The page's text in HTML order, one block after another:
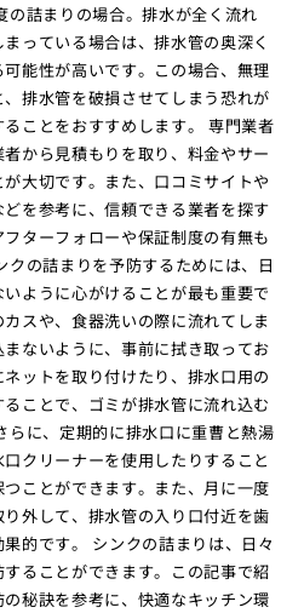
の詰まりの場合。排水が全く流れ
っている場合は、排水管の奥深く
能性が高いです。この場合、無理
排水管を破損させてしまう恐れが
ことをおすすめします。 専門業者
から見積もりを取り、料金やサー
大切です。また、口コミサイトや
を参考に、信頼できる業者を探す
ターフォローや保証制度の有無も
の詰まりを予防するためには、日
ように心がけることが最も重要で
スや、食器洗いの際に流れてしま
ないように、事前に拭き取ってお
ットを取り付けたり、排水口用の
ことで、ゴミが排水管に流れ込む
らに、定期的に排水口に重曹と熱湯
クリーナーを使用したりすること
ことができます。また、月に一度
外して、排水管の入り口付近を歯
的です。 シンクの詰まりは、日々
ることができます。この記事で紹
秘訣を参考に、快適なキッチン環